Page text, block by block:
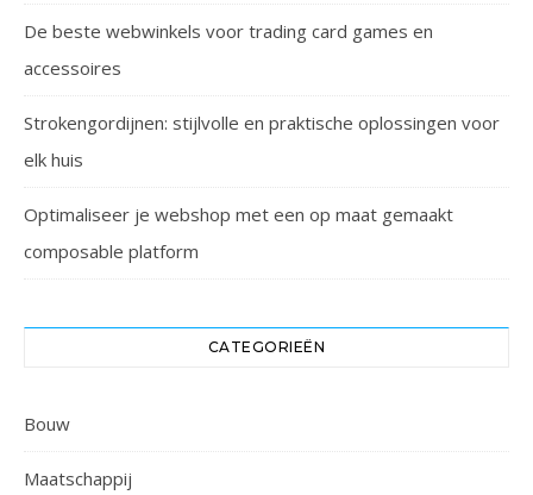
De beste webwinkels voor trading card games en
accessoires
Strokengordijnen: stijlvolle en praktische oplossingen voor
elk huis
Optimaliseer je webshop met een op maat gemaakt
composable platform
CATEGORIEËN
Bouw
Maatschappij